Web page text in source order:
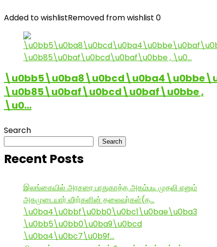
Added to wishlistRemoved from wishlist 0
\u0b85\u0baf\u0bcd\u0baf\u0bbe ,
\u0…
Search
Search
Recent Posts
இலங்கையில் அரசரை பாதுகாத்த அகம்படி முதலி எனும்
அகமுடையார் வீரர்களின் தலைவர்கள்(த…
\u0ba4\u0bbf\u0bb0\u0bc1\u0bae\u0ba3
\u0bb5\u0bb0\u0ba9\u0bcd
\u0ba4\u0bc7\u0b9f…